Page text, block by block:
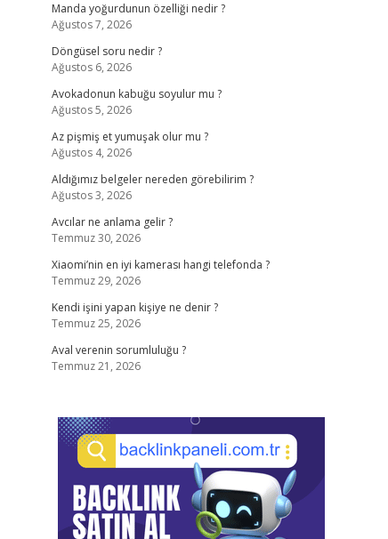
Manda yoğurdunun özelliği nedir ?
Ağustos 7, 2026
Döngüsel soru nedir ?
Ağustos 6, 2026
Avokadonun kabuğu soyulur mu ?
Ağustos 5, 2026
Az pişmiş et yumuşak olur mu ?
Ağustos 4, 2026
Aldığımız belgeler nereden görebilirim ?
Ağustos 3, 2026
Avcılar ne anlama gelir ?
Temmuz 30, 2026
Xiaomi’nin en iyi kamerası hangi telefonda ?
Temmuz 29, 2026
Kendi işini yapan kişiye ne denir ?
Temmuz 25, 2026
Aval verenin sorumluluğu ?
Temmuz 21, 2026